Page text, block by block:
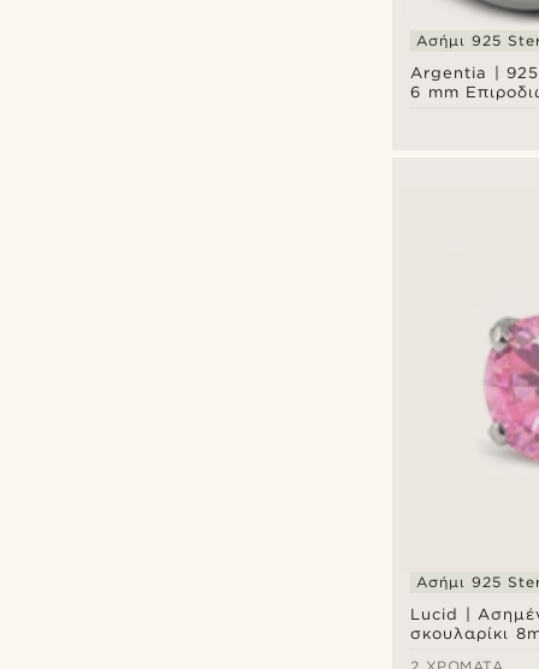
Argentia |
6 mm
Ασήμι 925
Lucid |
σκουλαρίκι
Ασήμι 925